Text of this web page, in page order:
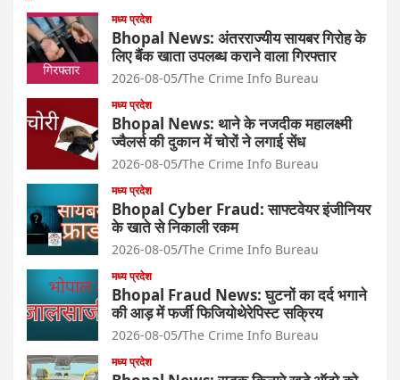
मध्य प्रदेश
Bhopal News: अंतरराज्यीय सायबर गिरोह के
लिए बैंक खाता उपलब्ध कराने वाला गिरफ्तार
2026-08-05 The Crime Info Bureau
मध्य प्रदेश
Bhopal News: थाने के नजदीक महालक्ष्मी
ज्वैलर्स की दुकान में चोरों ने लगाई सेंध
2026-08-05 The Crime Info Bureau
मध्य प्रदेश
Bhopal Cyber Fraud: साफ्टवेयर इंजीनियर
के खाते से निकाली रकम
2026-08-05 The Crime Info Bureau
मध्य प्रदेश
Bhopal Fraud News: घुटनों का दर्द भगाने
की आड़ में फर्जी फिजियोथेरेपिस्ट सक्रिय
2026-08-05 The Crime Info Bureau
मध्य प्रदेश